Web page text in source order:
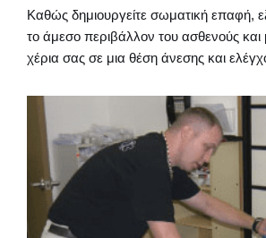
Καθώς δημιουργείτε σωματική επαφή,
το άμεσο περιβάλλον του ασθενούς και
χέρια σας σε μια θέση άνεσης και